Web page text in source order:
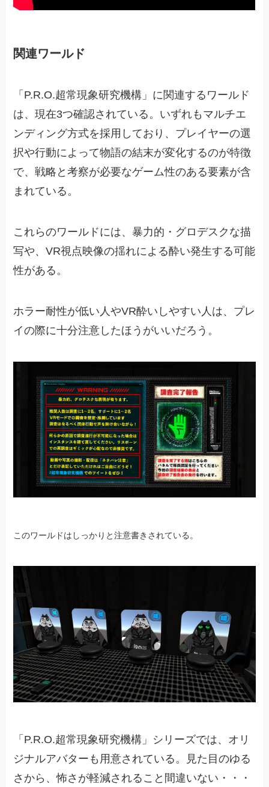
関連ワールド
「P.R.O.超常現象研究機構」に関連するワールド
は、現在3つ確認されている。いずれもマルチエ
ンディング方式を採用しており、プレイヤーの選
択や行動によって物語の結末が変化するのが特徴
で、戦略と考察が必要なゲーム性のある要素が含
まれている。
これらのワールドには、暴力的・グロデスクな描
写や、VR視点映像の揺れによる酔い発生する可能
性がある。
ホラー耐性が低い人やVR酔いしやすい人は、プレ
イの際に十分注意したほうがいいだろう。
このワールドはしっかりと注意書きされている。
「P.R.O.超常現象研究機構」シリーズでは、オリ
ジナルアバターも用意されている。見た目のゆる
さから、怖さが軽減されること間違いない・・・